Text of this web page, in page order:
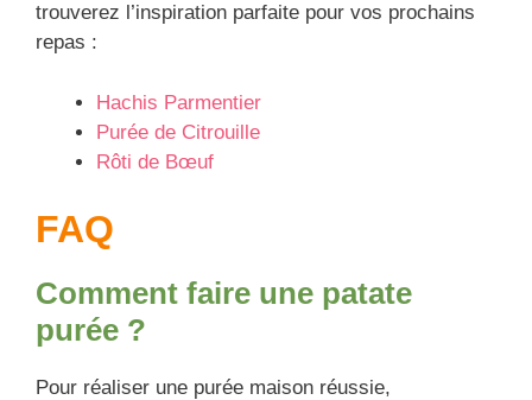
trouverez l’inspiration parfaite pour vos prochains
repas :
Hachis Parmentier
Purée de Citrouille
Rôti de Bœuf
FAQ
Comment faire une patate
purée ?
Pour réaliser une purée maison réussie,